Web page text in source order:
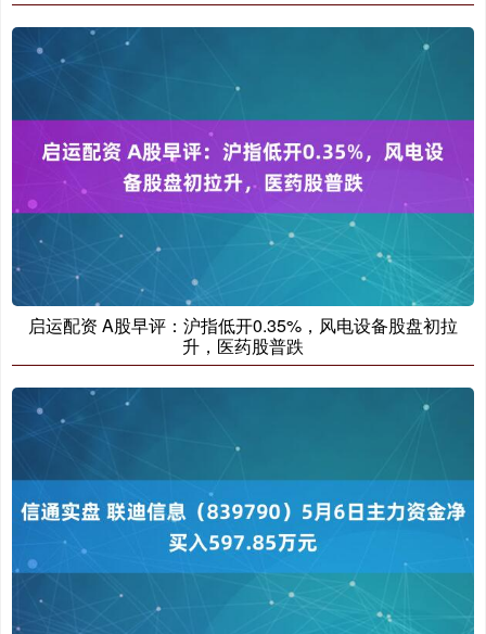
启运配资 A股早评：沪指低开0.35%，风电设备股盘初拉
升，医药股普跌